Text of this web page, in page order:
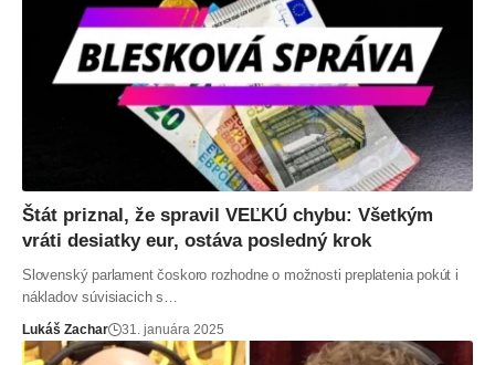
Štát priznal, že spravil VEĽKÚ chybu: Všetkým
vráti desiatky eur, ostáva posledný krok
Slovenský parlament čoskoro rozhodne o možnosti preplatenia pokút i
nákladov súvisiacich s…
Lukáš Zachar 31. januára 2025